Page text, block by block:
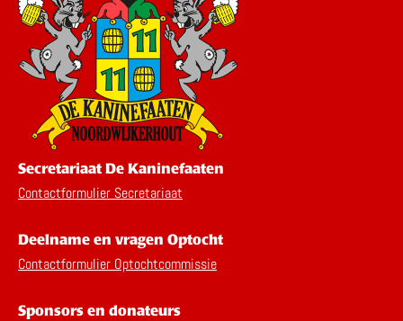
Secretariaat De Kaninefaaten
Contactformulier Secretariaat
Deelname en vragen Optocht
Contactformulier Optochtcommissie
Sponsors en donateurs